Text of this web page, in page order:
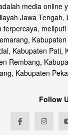
media online
Jawa
terpercaya,
Kabupaten Pati,
Rembang,
Kabupaten
Follow